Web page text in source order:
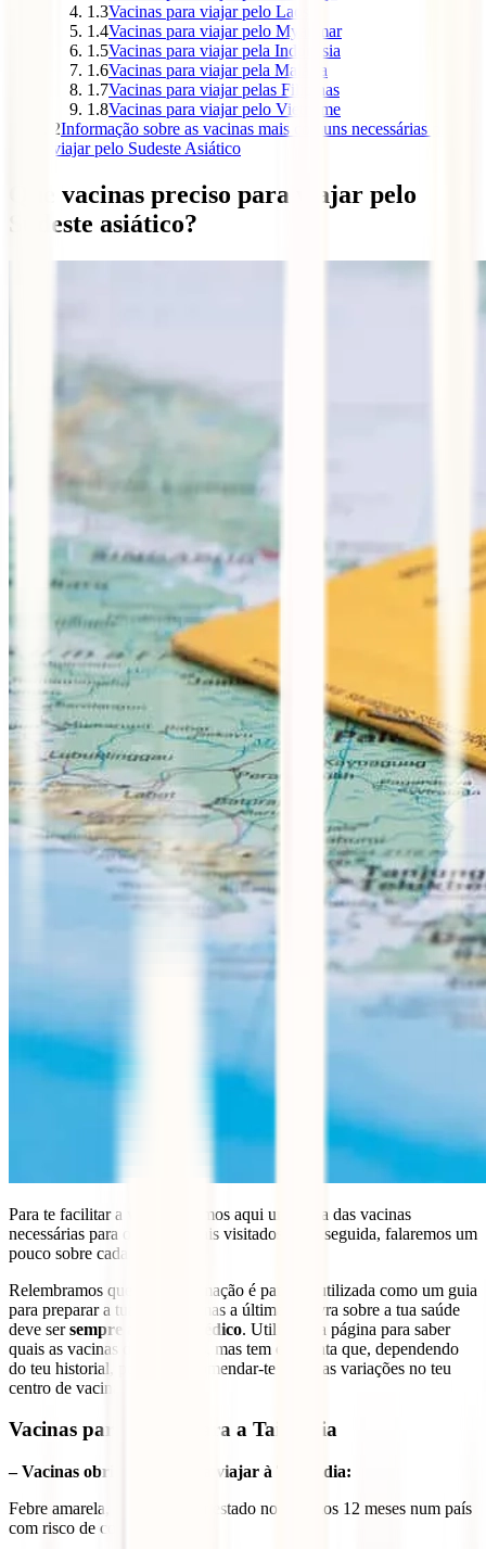
1.3Vacinas para viajar pelo Laos
1.4Vacinas para viajar pelo Myanmar
1.5Vacinas para viajar pela Indonésia
1.6Vacinas para viajar pela Malásia
1.7Vacinas para viajar pelas Filipinas
1.8Vacinas para viajar pelo Vietname
2Informação sobre as vacinas mais comuns necessárias para
viajar pelo Sudeste Asiático
Que vacinas preciso para viajar pelo
Sudeste asiático?
Para te facilitar a vida, deixamos aqui uma lista das vacinas
necessárias para os países mais visitados e, de seguida, falaremos um
pouco sobre cada uma delas.
Relembramos que esta informação é para ser utilizada como um guia
para preparar a tua viagem, mas a última palavra sobre a tua saúde
deve sersempre a do teu médico. Utiliza esta página para saber
quais as vacinas que precisas, mas tem em conta que, dependendo
do teu historial, poderão recomendar-te algumas variações no teu
centro de vacinação.
Vacinas para viajar para a Tailândia
– Vacinas obrigatórias para viajar à Tailândia:
Febre amarela, no caso de ter estado nos últimos 12 meses num país
com risco de contágio.